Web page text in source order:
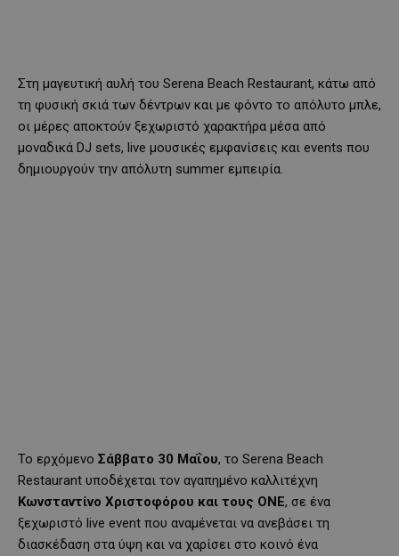
Στη μαγευτική αυλή του Serena Beach Restaurant, κάτω από
τη φυσική σκιά των δέντρων και με φόντο το απόλυτο μπλε,
οι μέρες αποκτούν ξεχωριστό χαρακτήρα μέσα από
μοναδικά DJ sets, live μουσικές εμφανίσεις και events που
δημιουργούν την απόλυτη summer εμπειρία.
Το ερχόμενο Σάββατο 30 Μαΐου, το Serena Beach
Restaurant υποδέχεται τον αγαπημένο καλλιτέχνη
Κωνσταντίνο Χριστοφόρου και τους ONE, σε ένα
ξεχωριστό live event που αναμένεται να ανεβάσει τη
διασκέδαση στα ύψη και να χαρίσει στο κοινό ένα